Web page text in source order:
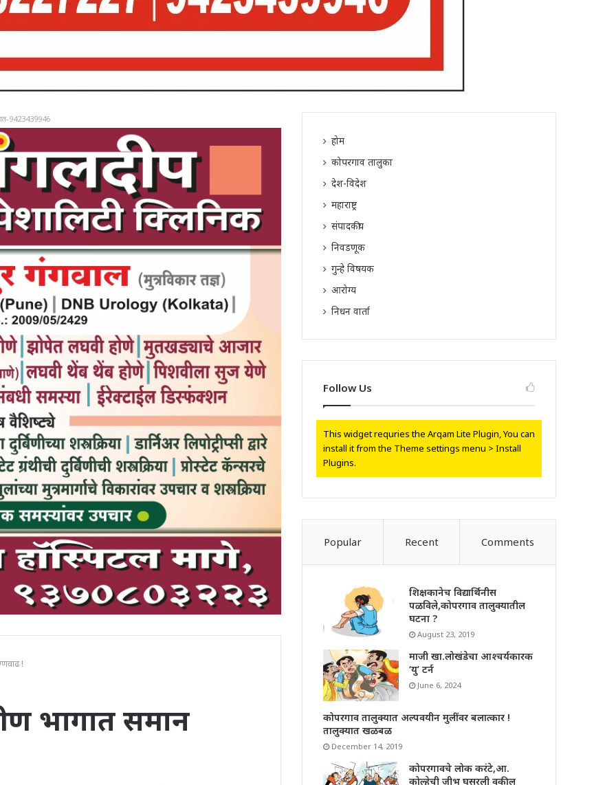
9423439946
!
भागात समान
होम
कोपरगाव तालुका
देश-विदेश
महाराष्ट्र
संपादकीय
निवडणूक
गुन्हे विषयक
आरोग्य
निधन वार्ता
Follow Us
This widget requries the Arqam Lite Plugin, You can
install it from the Theme settings menu > Install
Plugins.
Popular Recent Comments
शिक्षकानेच विद्यार्थिनीस
पळविले,कोपरगाव तालुक्यातील
घटना ?
August 23, 2019
माजी खा.लोखंडेचा आश्चर्यकारक
‘यु’ टर्न
June 6, 2024
कोपरगाव तालुक्यात अल्पवयीन मुलींवर बलात्कार !
तालुक्यात खळबळ
December 14, 2019
कोपरगावचे लोक करंटे,आ.
कोल्हेची जीभ घसरली वकील